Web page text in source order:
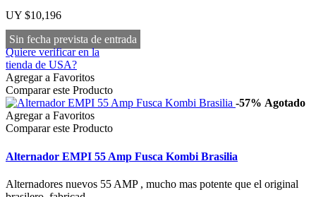
UY $10,196
Sin fecha prevista de entrada
Quiere verificar en la
tienda de USA?
Agregar a Favoritos
Comparar este Producto
-57% Agotado
Agregar a Favoritos
Comparar este Producto
Alternador EMPI 55 Amp Fusca Kombi Brasilia
Alternadores nuevos 55 AMP , mucho mas potente que el original